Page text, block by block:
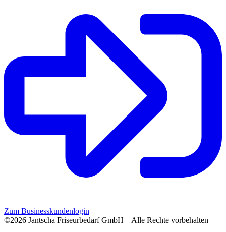
Zum Businesskundenlogin
©2026 Jantscha Friseurbedarf GmbH – Alle Rechte vorbehalten